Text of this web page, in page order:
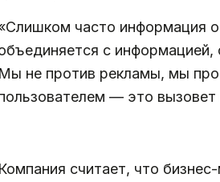
часто информация
с
Мы не против рекламы, мы
— это вызовет
Компания считает, что